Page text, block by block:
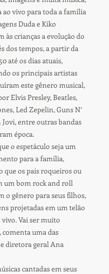
ao vivo para toda a família
Duda e Kiko
às crianças a evolução do
dos tempos, a partir da
até os dias atuais,
os principais artistas
este gênero musical,
Elvis Presley, Beatles,
Led Zepelin, Guns N’
Jovi, entre outras bandas
época.
o espetáculo seja um
para a família,
os pais roqueiros ou
um bom rock and roll
o gênero para seus filhos,
projetadas em um telão
vivo. Vai ser muito
comenta uma das
diretora geral Ana
cantadas em seus